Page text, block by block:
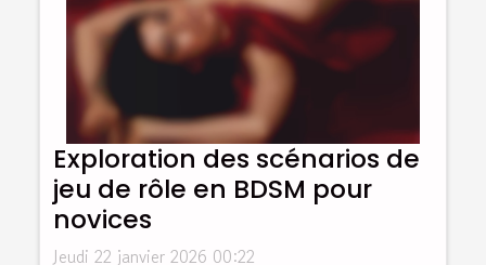
Exploration des scénarios de
jeu de rôle en BDSM pour
novices
Jeudi 22 janvier 2026 00:22